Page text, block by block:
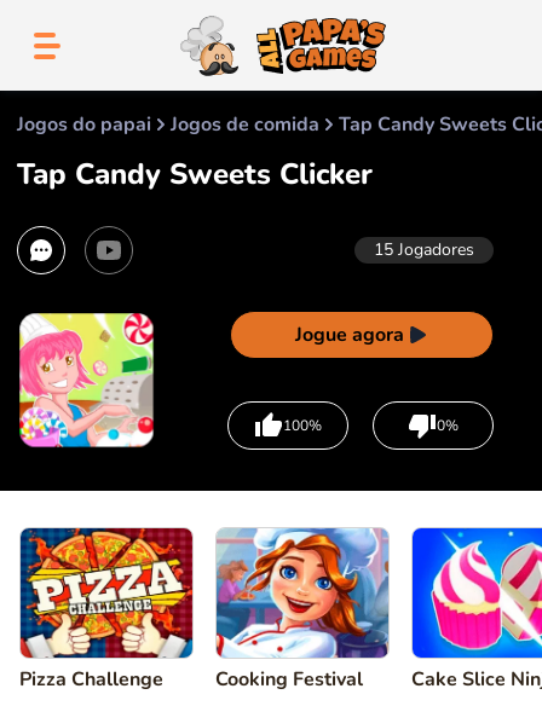
Jogos do papai Jogos de comida Tap Candy Sweets
Tap Candy Sweets Clicker
15 Jogadores
Jogue agora
100% 0%
Pizza Challenge Cooking Festival Cake Slice